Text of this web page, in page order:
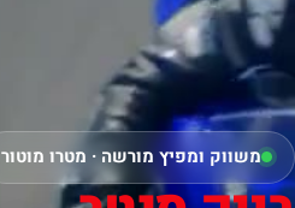
משווק ומפיץ מורשה · מטרו מוטור